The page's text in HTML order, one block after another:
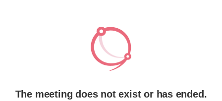
The meeting does not exist or has ended.